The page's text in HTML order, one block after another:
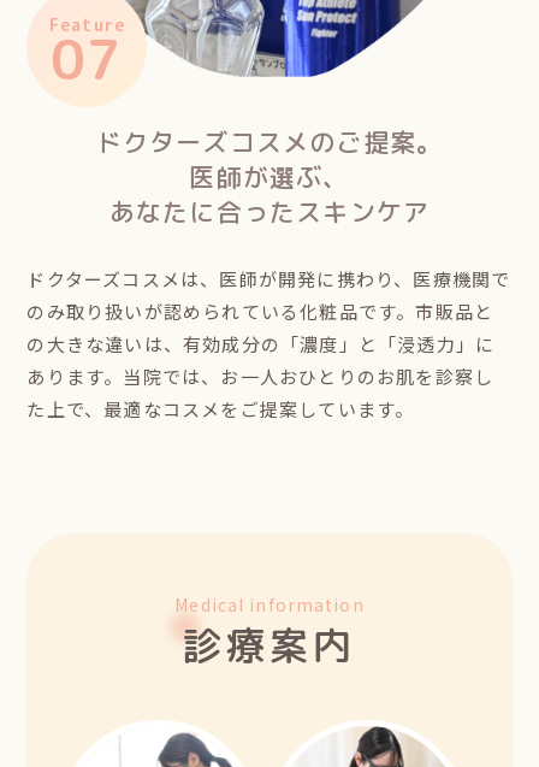
Feature
07
ドクターズコスメのご提案。
医師が選ぶ、
あなたに合ったスキンケア
ドクターズコスメは、医師が開発に携わり、医療機関で
のみ取り扱いが認められている化粧品です。市販品と
の大きな違いは、有効成分の「濃度」と「浸透力」に
あります。当院では、お一人おひとりのお肌を診察し
た上で、最適なコスメをご提案しています。
Medical information
診療案内